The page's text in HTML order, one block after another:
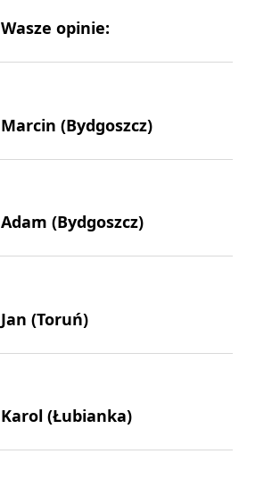
Wasze opinie:
Marcin (Bydgoszcz)
Adam (Bydgoszcz)
Jan (Toruń)
Karol (Łubianka)